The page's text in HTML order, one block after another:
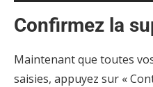
Confirmez la
Maintenant que toutes
saisies, appuyez sur «